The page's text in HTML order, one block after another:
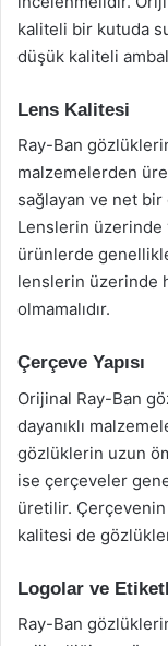
kaliteli bir kutuda
düşük kaliteli
Lens Kalitesi
Ray-Ban
malzemelerden
sağlayan ve net
Lenslerin üzerinde
ürünlerde
lenslerin üzerinde
olmamalıdır.
Çerçeve Yapısı
Orijinal Ray-Ban
dayanıklı
gözlüklerin uzun
ise çerçeveler
üretilir.
kalitesi de
Logolar ve
Ray-Ban